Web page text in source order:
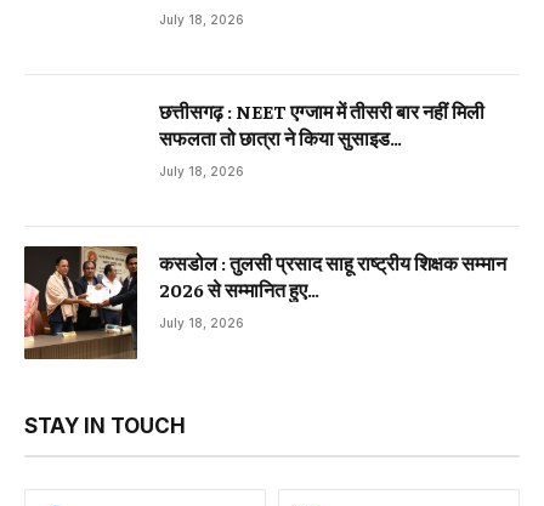
July 18, 2026
छत्तीसगढ़ : NEET एग्जाम में तीसरी बार नहीं मिली
सफलता तो छात्रा ने किया सुसाइड…
July 18, 2026
कसडोल : तुलसी प्रसाद साहू राष्ट्रीय शिक्षक सम्मान
2026 से सम्मानित हुए…
July 18, 2026
STAY IN TOUCH